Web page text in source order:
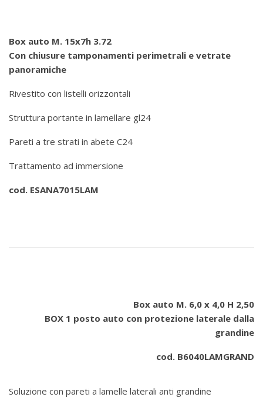
Box auto M. 15x7h 3.72
Con chiusure tamponamenti perimetrali e vetrate
panoramiche
Rivestito con listelli orizzontali
Struttura portante in lamellare gl24
Pareti a tre strati in abete C24
Trattamento ad immersione
cod. ESANA7015LAM
Box auto M. 6,0 x 4,0 H 2,50
BOX 1 posto auto con protezione laterale dalla
grandine
cod. B6040LAMGRAND
Soluzione con pareti a lamelle laterali anti grandine